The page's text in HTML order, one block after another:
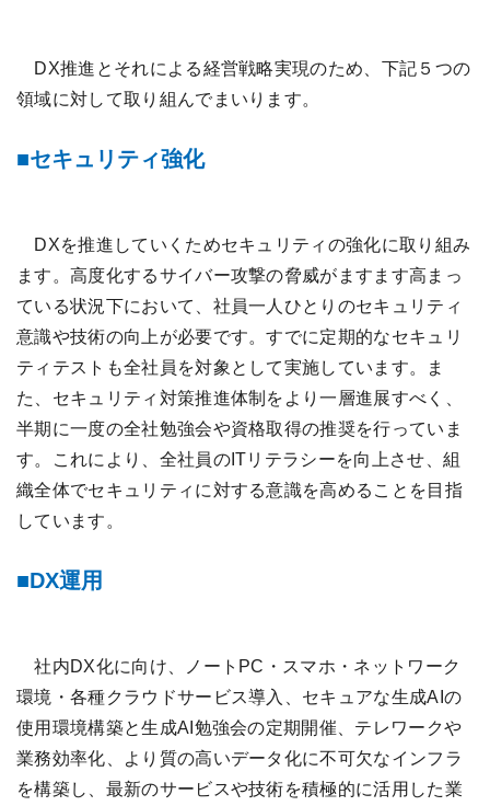
DX推進とそれによる経営戦略実現のため、下記５つの
領域に対して取り組んでまいります。
セキュリティ強化
DXを推進していくためセキュリティの強化に取り組み
ます。高度化するサイバー攻撃の脅威がますます高まっ
ている状況下において、社員一人ひとりのセキュリティ
意識や技術の向上が必要です。すでに定期的なセキュリ
ティテストも全社員を対象として実施しています。ま
た、セキュリティ対策推進体制をより一層進展すべく、
半期に一度の全社勉強会や資格取得の推奨を行っていま
す。これにより、全社員のITリテラシーを向上させ、組
織全体でセキュリティに対する意識を高めることを目指
しています。
DX運用
社内DX化に向け、ノートPC・スマホ・ネットワーク
環境・各種クラウドサービス導入、セキュアな生成AIの
使用環境構築と生成AI勉強会の定期開催、テレワークや
業務効率化、より質の高いデータ化に不可欠なインフラ
を構築し、最新のサービスや技術を積極的に活用した業